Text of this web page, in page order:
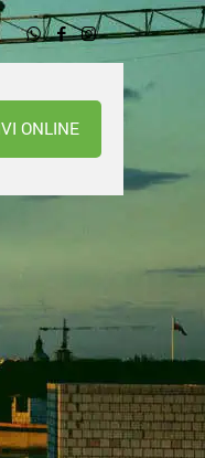
ONLINE